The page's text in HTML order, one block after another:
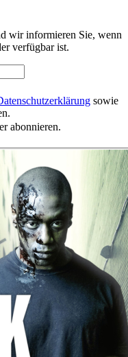
wir informieren Sie, wenn
verfügbar ist.
sowie
abonnieren.